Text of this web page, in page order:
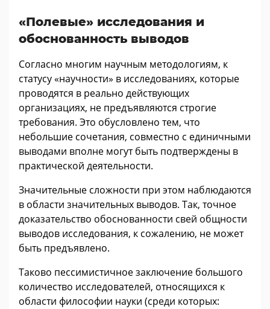
«Полевые» исследования и
обоснованность выводов
Согласно многим научным методологиям, к
статусу «научности» в исследованиях, которые
проводятся в реально действующих
организациях, не предъявляются строгие
требования. Это обусловлено тем, что
небольшие сочетания, совместно с единичными
выводами вполне могут быть подтверждены в
практической деятельности.
Значительные сложности при этом наблюдаются
в области значительных выводов. Так, точное
доказательство обоснованности свей общности
выводов исследования, к сожалению, не может
быть предъявлено.
Таково пессимистичное заключение большого
количество исследователей, относящихся к
области философии науки (среди которых: